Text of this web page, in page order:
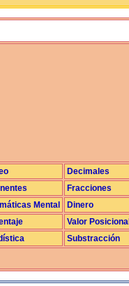
Decimales
Fracciones
Mental
Dinero
Valor Posicional
Substracción